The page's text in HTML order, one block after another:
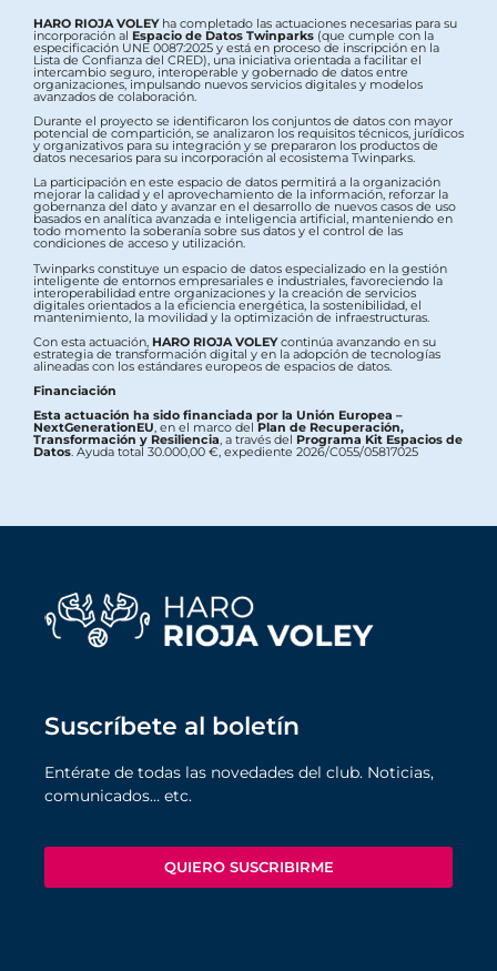
HARO RIOJA VOLEYha completado las actuaciones necesarias para su
incorporación al Espacio de Datos Twinparks (que cumple con la
especificación UNE 0087:2025 y está en proceso de inscripción en la
Lista de Confianza del CRED), una iniciativa orientada a facilitar el
intercambio seguro, interoperable y gobernado de datos entre
organizaciones, impulsando nuevos servicios digitales y modelos
avanzados de colaboración.
Durante el proyecto se identificaron los conjuntos de datos con mayor
potencial de compartición, se analizaron los requisitos técnicos, jurídicos
y organizativos para su integración y se prepararon los productos de
datos necesarios para su incorporación al ecosistema Twinparks.
La participación en este espacio de datos permitirá a la organización
mejorar la calidad y el aprovechamiento de la información, reforzar la
gobernanza del dato y avanzar en el desarrollo de nuevos casos de uso
basados en analítica avanzada e inteligencia artificial, manteniendo en
todo momento la soberanía sobre sus datos y el control de las
condiciones de acceso y utilización.
Twinparks constituye un espacio de datos especializado en la gestión
inteligente de entornos empresariales e industriales, favoreciendo la
interoperabilidad entre organizaciones y la creación de servicios
digitales orientados a la eficiencia energética, la sostenibilidad, el
mantenimiento, la movilidad y la optimización de infraestructuras.
Con esta actuación, HARO RIOJA VOLEYcontinúa avanzando en su
estrategia de transformación digital y en la adopción de tecnologías
alineadas con los estándares europeos de espacios de datos.
Financiación
Esta actuación ha sido financiada por la Unión Europea –
NextGenerationEU, en el marco del Plan de Recuperación,
Transformación y Resiliencia, a través del Programa Kit Espacios de
Datos. Ayuda total 30.000,00 €, expediente 2026/C055/05817025
Suscríbete al boletín
Entérate de todas las novedades del club. Noticias,
comunicados… etc.
QUIERO SUSCRIBIRME